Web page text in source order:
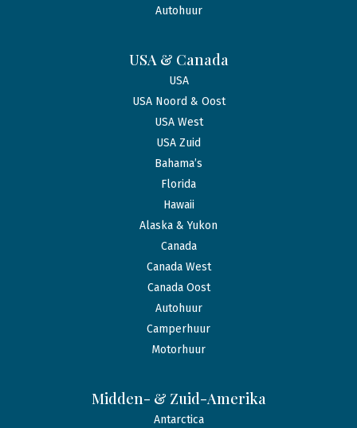
Autohuur
USA & Canada
USA
USA Noord & Oost
USA West
USA Zuid
Bahama’s
Florida
Hawaii
Alaska & Yukon
Canada
Canada West
Canada Oost
Autohuur
Camperhuur
Motorhuur
Midden- & Zuid-Amerika
Antarctica